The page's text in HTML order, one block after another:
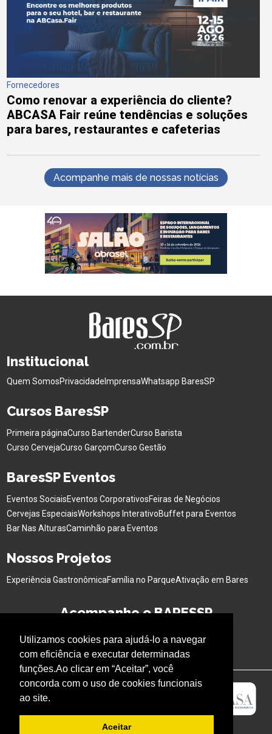
Utilizamos cookies para ajudá-lo a navegar
com eficiência e executar determinadas
funções.Ao clicar em “Aceitar”, você
concorda com o uso de cookies funcionais
ao site.
Aceitar
Fornecedores
Como renovar a experiência do cliente?
ABCASA Fair reúne tendências e soluções
para bares, restaurantes e cafeterias
Acompanhe mais de nossas notícias
Institucional
Quem SomosPrivacidade ImprensaWhatsapp BaresSP
Cursos BaresSP
Primeira páginaCurso BartenderCurso Barista
Curso CervejaCurso GarçomCurso Gestão
BaresSP Eventos
Eventos SociaisEventos CorporativosFeiras de Negócios
Cervejas EspeciaisWorkshops InterativoBuffet para Eventos
Bar Nas AlturasCaminhão para Eventos
Nossos Projetos
Experiência GastronômicaFamília no ParqueAtivação em Bares
Acompanhe o BARESSP